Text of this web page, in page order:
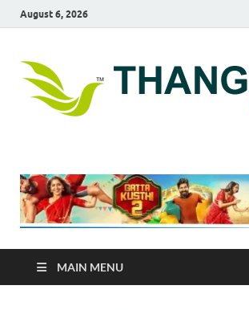
August 6, 2026
MAIN MENU